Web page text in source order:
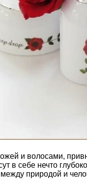
и волосами,
в себе нечто
природой и